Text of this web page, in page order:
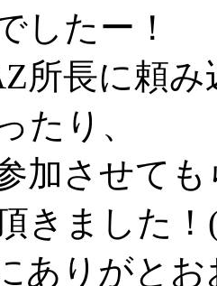
したー！
所長に頼
たり、
加させて
きました
ありがと